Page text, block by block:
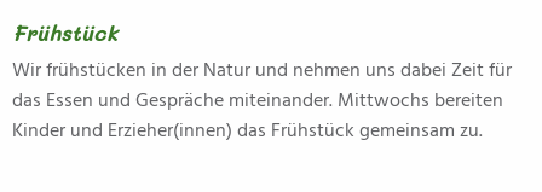
Frühstück
Wir frühstücken in der Natur und nehmen uns dabei Zeit für
das Essen und Gespräche miteinander. Mittwochs bereiten
Kinder und Erzieher(innen) das Frühstück gemeinsam zu.